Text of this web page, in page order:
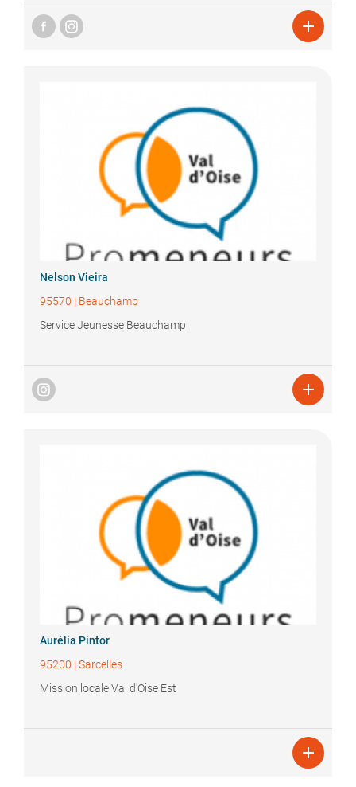

Nelson Vieira
95570 | Beauchamp
Service Jeunesse Beauchamp

Aurélia Pintor
95200 | Sarcelles
Mission locale Val d'Oise Est
